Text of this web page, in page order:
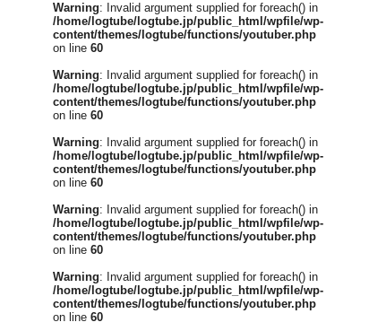
Warning: Invalid argument supplied for foreach() in
/home/logtube/logtube.jp/public_html/wpfile/wp-
content/themes/logtube/functions/youtuber.php
on line 60
Warning: Invalid argument supplied for foreach() in
/home/logtube/logtube.jp/public_html/wpfile/wp-
content/themes/logtube/functions/youtuber.php
on line 60
Warning: Invalid argument supplied for foreach() in
/home/logtube/logtube.jp/public_html/wpfile/wp-
content/themes/logtube/functions/youtuber.php
on line 60
Warning: Invalid argument supplied for foreach() in
/home/logtube/logtube.jp/public_html/wpfile/wp-
content/themes/logtube/functions/youtuber.php
on line 60
Warning: Invalid argument supplied for foreach() in
/home/logtube/logtube.jp/public_html/wpfile/wp-
content/themes/logtube/functions/youtuber.php
on line 60